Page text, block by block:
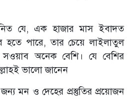
যে, এক হাজার মাস ইবাদত
পারে, তার চেয়ে লাইলাতুল
অনেক বেশি। যে বেশির
ভালো জানেন
মন ও দেহের প্রস্তুতির প্রয়োজন